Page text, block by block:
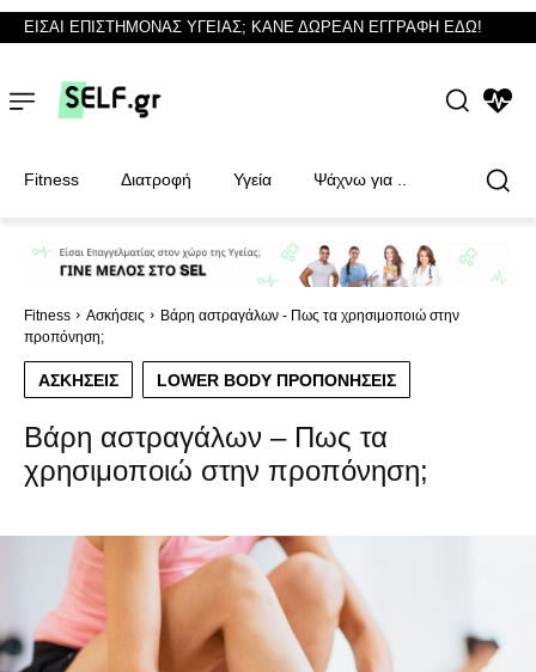
Φυσικοθεραπευτές
Φυσικοθεραπευτές
ΕΙΣΑΙ ΕΠΙΣΤΗΜΟΝΑΣ ΥΓΕΙΑΣ; ΚΑΝΕ ΔΩΡΕΑΝ ΕΓΓΡΑΦΗ ΕΔΩ!
Fitness Διατροφή Υγεία Ψάχνω για ..
Fitness Ασκήσεις
Βάρη αστραγάλων - Πως τα χρησιμοποιώ στην
προπόνηση;
ΑΣΚΉΣΕΙΣ LOWER BODY ΠΡΟΠΟΝΉΣΕΙΣ
Βάρη αστραγάλων – Πως τα
χρησιμοποιώ στην προπόνηση;